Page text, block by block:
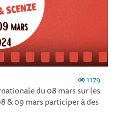
1179
du 08 mars sur les
& 09 mars participer à des